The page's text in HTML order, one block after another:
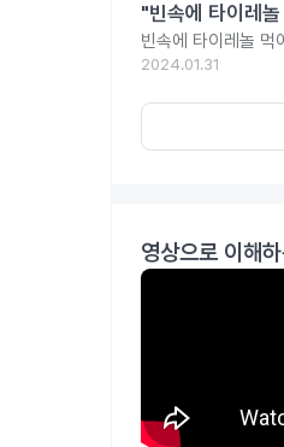
"빈속에 타이레
빈속에 타이레놀 먹
2024.01.31
영상으로 이해